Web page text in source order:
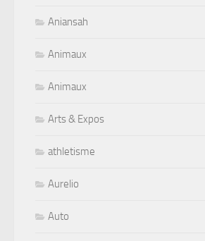
Aniansah
Animaux
Animaux
Arts & Expos
athletisme
Aurelio
Auto